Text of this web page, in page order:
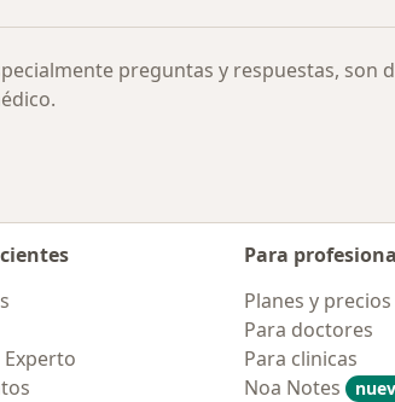
preguntas y respuestas, son
Para
Planes y precios
Para doctores
Para clinicas
Noa Notes